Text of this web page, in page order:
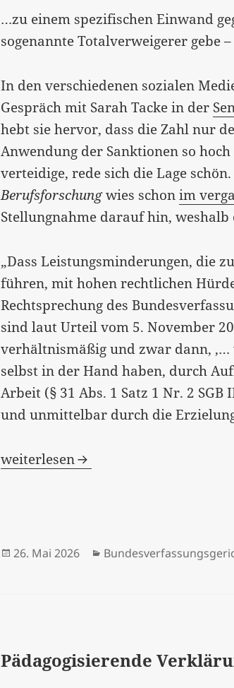
…zu einem spezifischen Einwand
sogenannte Totalverweigerer gebe
In den verschiedenen sozialen
Gespräch mit Sarah Tacke in der
hebt sie hervor, dass die Zahl nur
Anwendung der Sanktionen so
verteidige, rede sich die Lage
Berufsforschungwies schonim
Stellungnahme darauf hin,
„Dass Leistungsminderungen, die
führen, mit hohen rechtlichen
Rechtsprechung des
sind laut Urteil vom 5. November
verhältnismäßig und zwar dann, ‚…
selbst in der Hand haben, durch
Arbeit (§ 31 Abs. 1 Satz 1 Nr. 2
und unmittelbar durch die
„Leben ohne Leistung?“ – ein
weiterlesen
Veröffentlicht
26. Mai 2026 Kategorien
Pädagogisierende